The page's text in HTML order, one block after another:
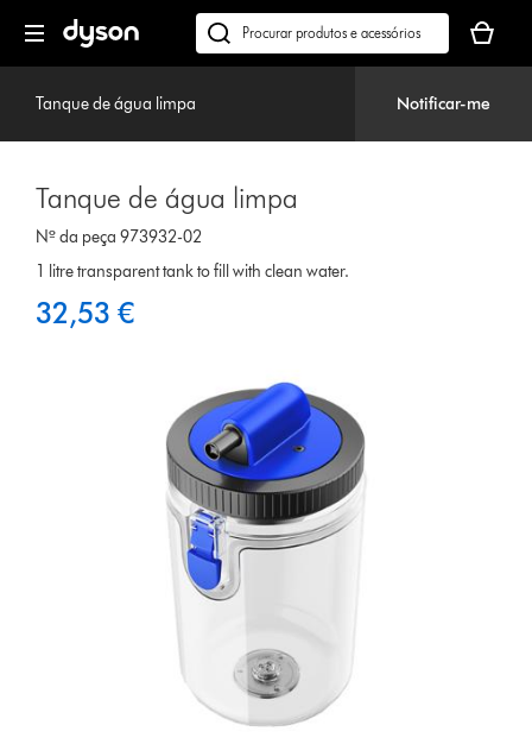
seguinte
Pesquisar
em
seu
cesto
compras
está
Tanque de água limpa Notificar-me
Tanque de água limpa
Nº da peça 973932-02
1 litre transparent tank to fill with clean water.
32,53 €